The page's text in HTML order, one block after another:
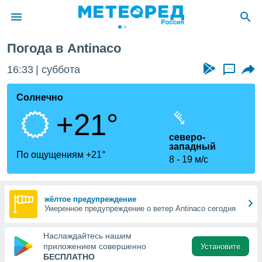
о
Вы можете
к этому
доступ
Погода в Antinaco
16:33 суббота ...
Солнечно
+21°
По ощущениям +21°
северо-
западный
8
19 м/с
жёлтое предупреждение
Умеренное предупреждение о ветер Antinaco сегодня
Наслаждайтесь нашим
приложением совершенно
БЕСПЛАТНО
Установите